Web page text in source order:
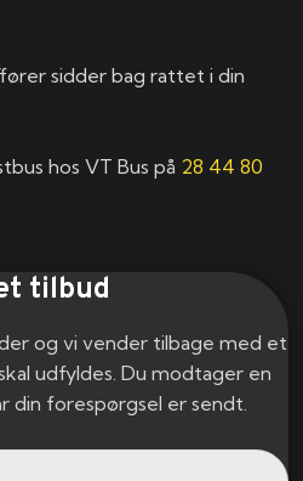
sidder bag rattet i din
hos VT Bus på 28 44 80
tilbud
og vi vender tilbage med et
udfyldes. Du modtager en
din forespørgsel er sendt.